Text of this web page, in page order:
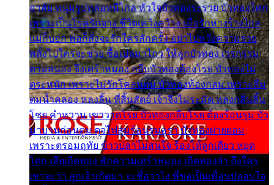
อาลัย หนุ่มรูปหล่อหนีไกล หัวใจบัวทองระรวย บัวทองโศก
เพราะเป็นโรครักจาง ชีวิตเคว้งคว้าง เมื่อรักห่างร้างไกล
แม่ก็บอก พ่อก็สั่งจะรักใครสักครั้ง อย่าไปหวังความรวย
พลั้งไปใครจะช่วย ซื้อเปลมาไกว ให้ลูกบัวทอง เวรกรรม
ตามสนอง จึงเศร้าหมอง กลีบบัวทองต้องโรย บัวทองไม่
ตระหนัก เพราะไม่รักโคลนตม บัวทองท้องกลม เพราะลืม
ตมน้ำคลอง หลงลิ้น ที่สิ้นสัตย์ เจ้าจึงไม่ระมัด หลงกลิ่นลิ้น
โชย คำหวาน เขาวาดโรย บัวทองกลีบโรย ต้องร้อนรุม บัว
มาบานก่อนตูม ดุจไฟสุมร้อนรุมอุรา บัวทองผ่ายผอม
เพราะตรอมฤทัย ข้าวปลาไม่สนใจ ร้องไห้ลูกเดียว หยุด
โศก เสียเถิดทอง พักความเศร้าหมอง เถิดทองจ๋า ถึงใคร
เขาจะว่า ลูกเจ้าเกิดมา จะชื่อว่าไง พี่ขอเป็นเพื่อนปลอบใจ